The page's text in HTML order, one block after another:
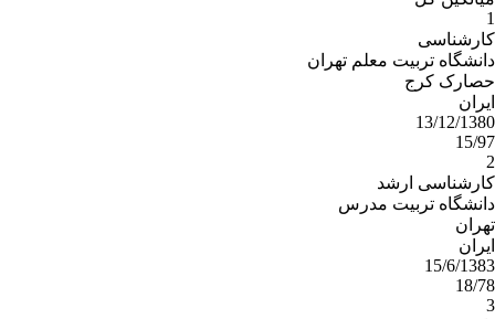
ژئواستراتژیک، توازن و تعادل قوای منطقه ای، قدرت
منطقه ای در خلیج فارس و خاورمیانه، از زمینه ها و علایق
پژوهشی من است.
1
کارشناسی
دانشگاه تربیت معلم تهران
حصارک کرج
ایران
13/12/1380
15/97
2
کارشناسی ارشد
دانشگاه تربیت مدرس
تهران
ایران
15/6/1383
18/78
3